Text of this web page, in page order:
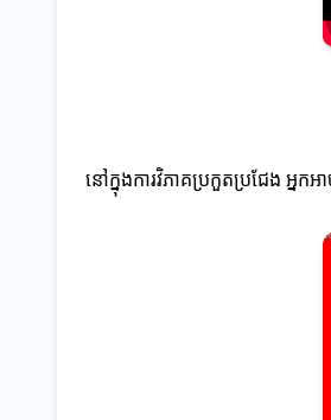
នៅក្នុងការវិភាគប្រកួតប្រជែង អ្ន